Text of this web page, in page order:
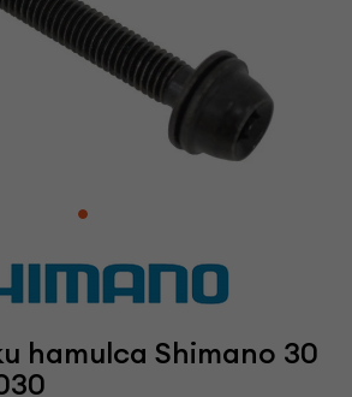
hamulca Shimano 30